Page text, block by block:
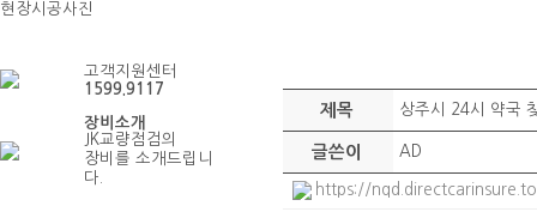
현장시공사진
고객지원센터
1599.9117
장비소개
JK교량점검의
장비를 소개드립니
다.
제목 상주시 24시 약국
글쓴이 AD
https://